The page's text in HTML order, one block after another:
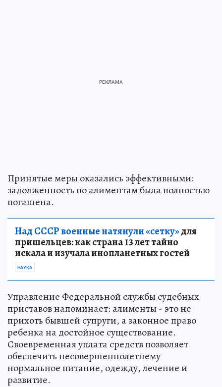
Принятые меры оказались эффективными:
задолженность по алиментам была полностью
погашена.
Над СССР военные натянули «сетку»для
пришельцев: как страна 13 лет тайно
искала и изучала инопланетных гостей
НАУКА
Управление Федеральной службы судебных
приставов напоминает: алименты - это не
прихоть бывшей супруги, а законное право
ребенка на достойное существование.
Своевременная уплата средств позволяет
обеспечить несовершеннолетнему
нормальное питание, одежду, лечение и
развитие.